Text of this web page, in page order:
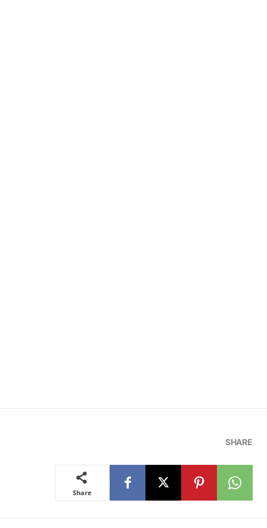
SHARE
Share